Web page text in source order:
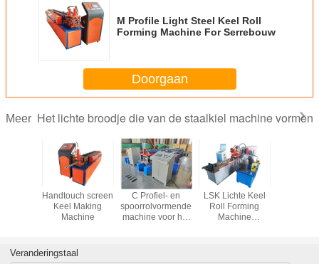
M Profile Light Steel Keel Roll
Forming Machine For Serrebouw
Doorgaan
Meer Het lichte broodje die van de staalkiel machine vormen
Handtouch screen
Keel Making
Machine
C Profiel- en
spoorrolvormende
machine voor het
LSK Lichte Keel
Roll Forming
Machine
productie
Veranderingstaal